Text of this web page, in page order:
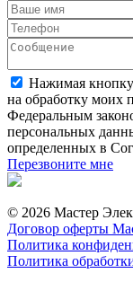
Нажимая кнопку
на обработку моих
Федеральным
персональных
определенных в
Перезвоните мне
© 2026 Мастер
Договор оферты
Политика
Политика